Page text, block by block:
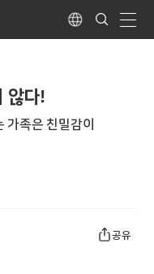
Language
Search
Submit
않다!
가족은 친밀감이
공유